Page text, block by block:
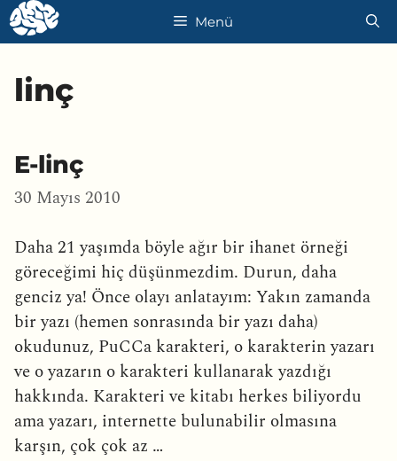
İçeriğe
atla
Menü
linç
E-linç
30 Mayıs 2010
Daha 21 yaşımda böyle ağır bir ihanet örneği
göreceğimi hiç düşünmezdim. Durun, daha
genciz ya! Önce olayı anlatayım: Yakın zamanda
bir yazı (hemen sonrasında bir yazı daha)
okudunuz, PuCCa karakteri, o karakterin yazarı
ve o yazarın o karakteri kullanarak yazdığı
hakkında. Karakteri ve kitabı herkes biliyordu
ama yazarı, internette bulunabilir olmasına
karşın, çok çok az …